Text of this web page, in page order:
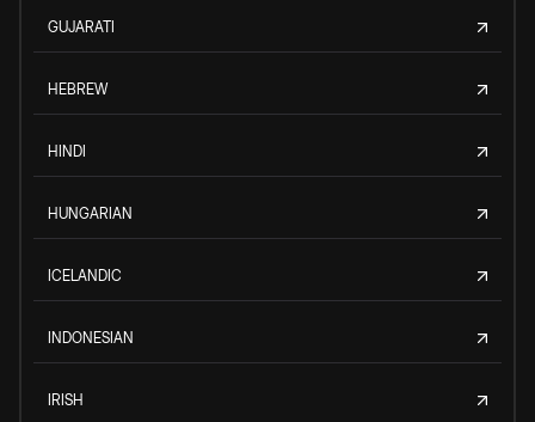
GUJARATI
HEBREW
HINDI
HUNGARIAN
ICELANDIC
INDONESIAN
IRISH